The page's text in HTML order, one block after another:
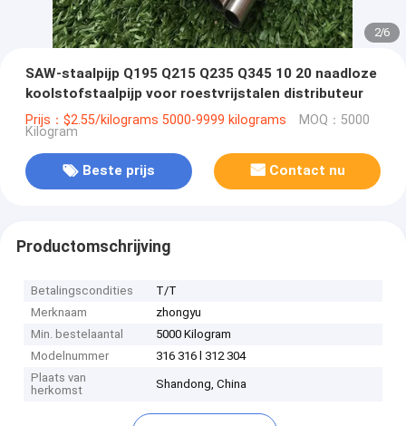
2/6
SAW-staalpijp Q195 Q215 Q235 Q345 10 20 naadloze
koolstofstaalpijp voor roestvrijstalen distributeur
Prijs：$2.55/kilograms 5000-9999 kilograms MOQ：5000
Kilogram
Beste prijs Contact nu
Productomschrijving
Betalingscondities
T/T
Merknaam
zhongyu
Min. bestelaantal
5000 Kilogram
Modelnummer
316 316 l 312 304
Plaats van
herkomst
Shandong, China